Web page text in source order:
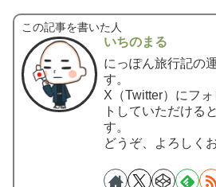
この記事を書いた人
いちのまる
にっぽん旅行記の
す。
X（Twitter）にフ
トしていただける
す。
どうぞ、よろしく